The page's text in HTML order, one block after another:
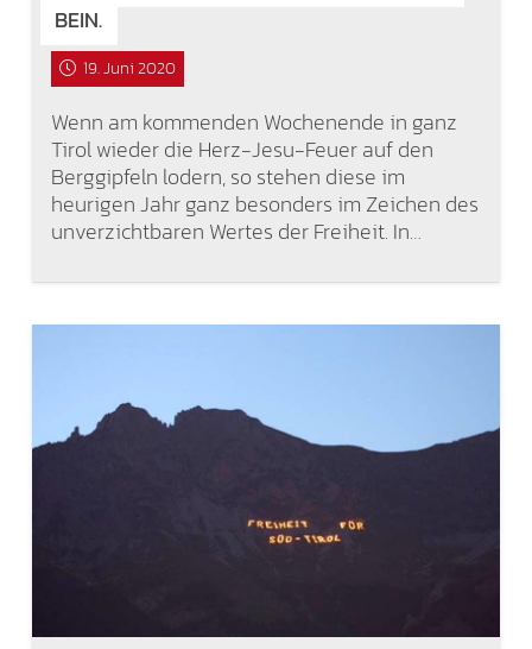
BEIN.
19. Juni 2020
Wenn am kommenden Wochenende in ganz
Tirol wieder die Herz-Jesu-Feuer auf den
Berggipfeln lodern, so stehen diese im
heurigen Jahr ganz besonders im Zeichen des
unverzichtbaren Wertes der Freiheit. In…